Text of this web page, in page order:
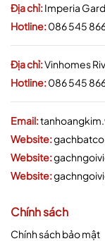
Địa chỉ:Imperia
Hotline:086 545
Địa chỉ:Vinhomes
Hotline:086 545
Email:
Website:
Website:
Website:
Chính sách
Chính sách bảo mật